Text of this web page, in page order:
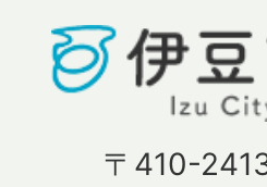
〒410-